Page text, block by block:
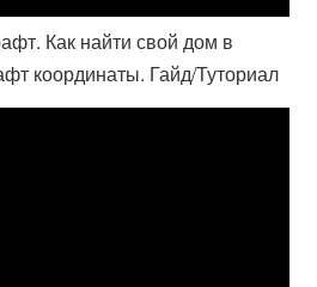
Как найти свой дом в
координаты. Гайд/Туториал